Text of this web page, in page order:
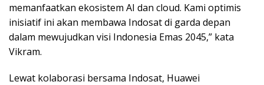
memanfaatkan ekosistem AI dan cloud. Kami optimis
inisiatif ini akan membawa Indosat di garda depan
dalam mewujudkan visi Indonesia Emas 2045,” kata
Vikram.
Lewat kolaborasi bersama Indosat, Huawei